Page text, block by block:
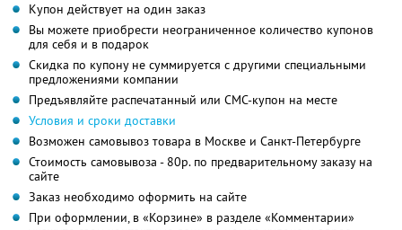
Купон действует на один заказ
Вы можете приобрести неограниченное количество купонов
для себя и в подарок
Скидка по купону не суммируется с другими специальными
предложениями компании
Предъявляйте распечатанный или СМС-купон на месте
Условия и сроки доставки
Возможен самовывоз товара в Москве и Санкт-Петербурге
Стоимость самовывоза - 80р. по предварительному заказу на
сайте
Заказ необходимо оформить на сайте
При оформлении, в «Корзине» в разделе «Комментарии»